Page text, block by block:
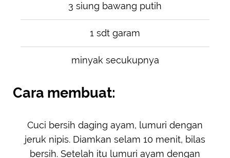
3 siung bawang putih
1 sdt garam
minyak secukupnya
Cara membuat:
Cuci bersih daging ayam, lumuri dengan
jeruk nipis. Diamkan selam 10 menit, bilas
bersih. Setelah itu lumuri ayam dengan